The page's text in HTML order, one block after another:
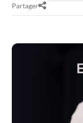
Partager